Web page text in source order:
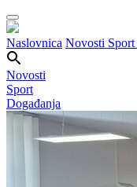
Naslovnica Novosti Sport
Novosti
Sport
Događanja